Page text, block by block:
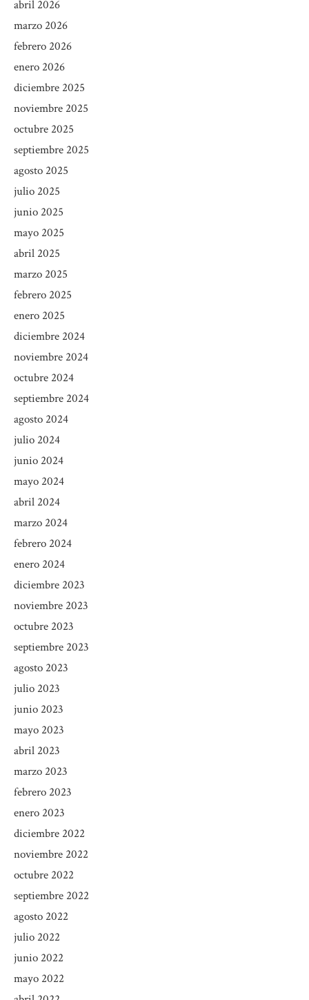
abril 2026
marzo 2026
febrero 2026
enero 2026
diciembre 2025
noviembre 2025
octubre 2025
septiembre 2025
agosto 2025
julio 2025
junio 2025
mayo 2025
abril 2025
marzo 2025
febrero 2025
enero 2025
diciembre 2024
noviembre 2024
octubre 2024
septiembre 2024
agosto 2024
julio 2024
junio 2024
mayo 2024
abril 2024
marzo 2024
febrero 2024
enero 2024
diciembre 2023
noviembre 2023
octubre 2023
septiembre 2023
agosto 2023
julio 2023
junio 2023
mayo 2023
abril 2023
marzo 2023
febrero 2023
enero 2023
diciembre 2022
noviembre 2022
octubre 2022
septiembre 2022
agosto 2022
julio 2022
junio 2022
mayo 2022